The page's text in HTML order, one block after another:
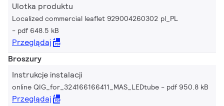
Ulotka produktu
Localized commercial leaflet 929004260302 pl_PL
pdf 648.5 kB
Przeglądaj
Broszury
Instrukcje instalacji
online QIG_for_324166166411_MAS_LEDtube pdf 950.8 kB
Przeglądaj